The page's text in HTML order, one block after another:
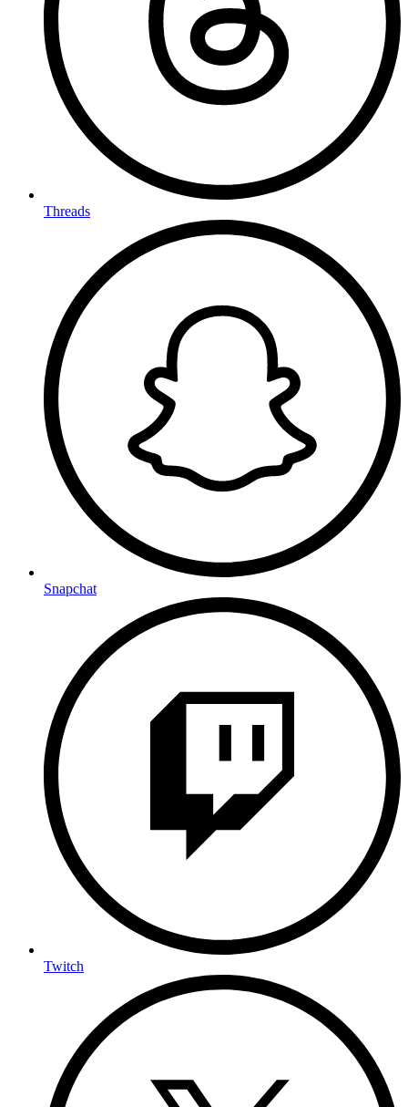
Threads
Snapchat
Twitch